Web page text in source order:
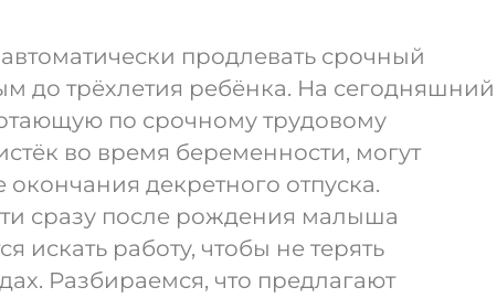
продлевать срочный
до трёхлетия ребёнка. На сегодняшний
по срочному трудовому
во время беременности, могут
окончания декретного отпуска.
сразу после рождения малыша
искать работу, чтобы не терять
Разбираемся, что предлагают